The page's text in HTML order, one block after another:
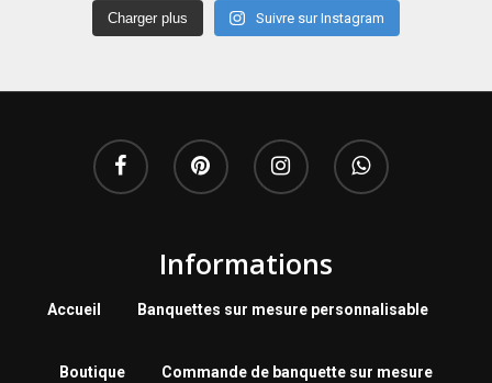
Charger plus Suivre sur Instagram
Informations
Accueil Banquettes sur mesure personnalisable
Boutique Commande de banquette sur mesure